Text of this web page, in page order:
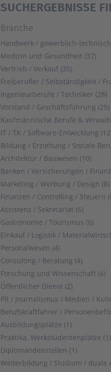
SUCHERGEBNISSE
Branche
Medizin und Gesundheit (37)
Vertrieb / Verkauf (35)
Ingenieurberufe / Techniker (28)
Vorstand / Geschäftsführung (25)
IT / TK / Software-Entwicklung
Architektur / Bauwesen (10)
Marketing / Werbung / Design (8)
Finanzen / Controlling / Steuern
Assistenz / Sekretariat (6)
Gastronomie / Tourismus (6)
Personalwesen (4)
Consulting / Beratung (4)
Forschung und Wissenschaft (4)
Öffentlicher Dienst (2)
Ausbildungsplätze (1)
Praktika, Werkstudentenplätze (1)
Diplomandenstellen (1)